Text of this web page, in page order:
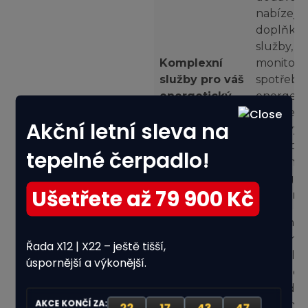
Komplexní
služby pro váš
energetický
nabízejí
služby,
spotřeby,
nebo
dalších
opatření.
čerpadla
dalších
Akční letní sleva na
tepelné čerpadlo!
Ušetřete až 79 900 Kč
Řada X12 | X22 – ještě tišší,
úspornější a výkonější.
AKCE KONČÍ ZA:
Kolik osob žije ve vaší
domácnosti?